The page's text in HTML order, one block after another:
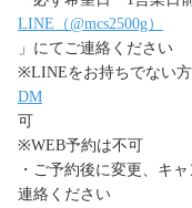
LINE（@mcs2500g）
」にてご連絡ください
※LINEをお持ちでない
DM
可
※WEB予約は不可
・ご予約後に変更、キ
連絡ください